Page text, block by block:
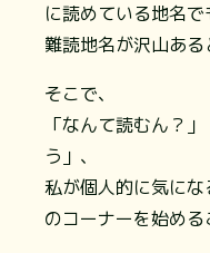
に読めている地名
難読地名が沢山ある
そこで、
「なんて読むん？
う」、
私が個人的に気に
のコーナーを始める